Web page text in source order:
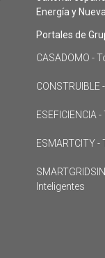
Energía y
Portales de
CASADOMO -
ESEFICIENCIA
ESMARTCITY
Inteligentes